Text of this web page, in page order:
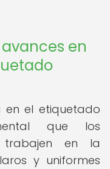
en
el etiquetado
que los
trabajen en la
y uniformes